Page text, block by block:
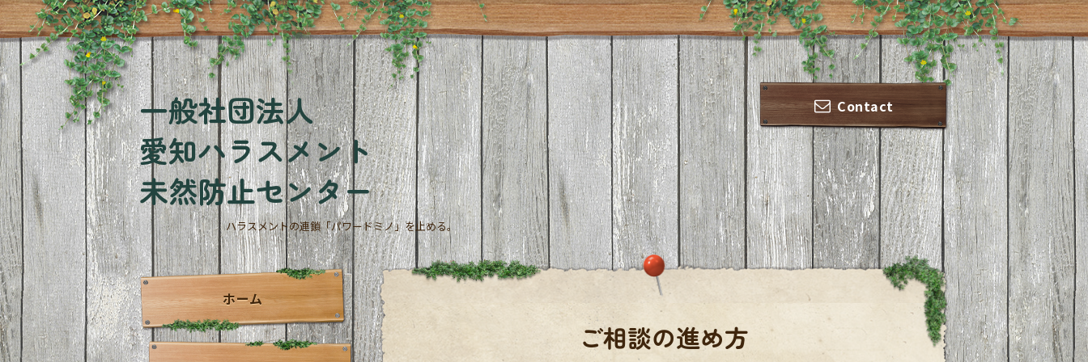
Contact
一般社団法人
愛知ハラスメント
未然防止センター
ハラスメントの連鎖「パワードミノ」を止める。
ご相談の進め方
ホーム